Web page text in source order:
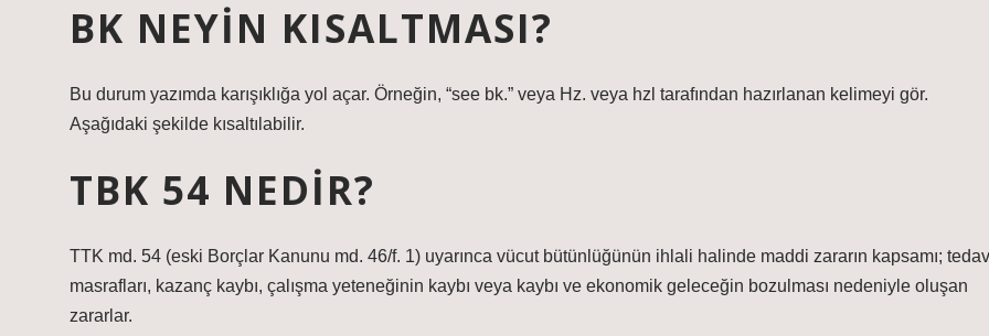
BK NEYIN KISALTMASI?
Bu durum yazımda karışıklığa yol açar. Örneğin, “see bk.” veya Hz. veya hzl tarafından hazırlanan kelimeyi gör.
Aşağıdaki şekilde kısaltılabilir.
TBK 54 NEDIR?
TTK md. 54 (eski Borçlar Kanunu md. 46/f. 1) uyarınca vücut bütünlüğünün ihlali halinde maddi zararın kapsamı;
masrafları, kazanç kaybı, çalışma yeteneğinin kaybı veya kaybı ve ekonomik geleceğin bozulması nedeniyle oluşan
zararlar.